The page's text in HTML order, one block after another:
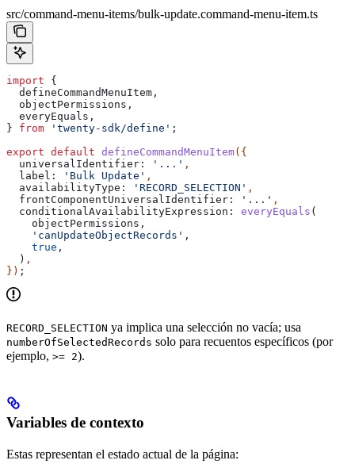
src/command-menu-items/bulk-update.command-menu-item.ts
import {
  defineCommandMenuItem
,
  objectPermissions
,
  everyEquals
,
} from 'twenty-sdk/define' ;
export default defineCommandMenuItem({
  universalIdentifier:
'...' ,
  label:
'Bulk Update' ,
  availabilityType:
'RECORD_SELECTION' ,
  frontComponentUniversalIdentifier:
'...' ,
  conditionalAvailabilityExpression:
everyEquals (
    objectPermissions
,
    'canUpdateObjectRecords'
,
    true
,
  )
,
}) ;
RECORD_SELECTION ya implica una selección no vacía; usa
numberOfSelectedRecords solo para recuentos específicos (por
ejemplo, >= 2).
Variables de contexto
Estas representan el estado actual de la página: